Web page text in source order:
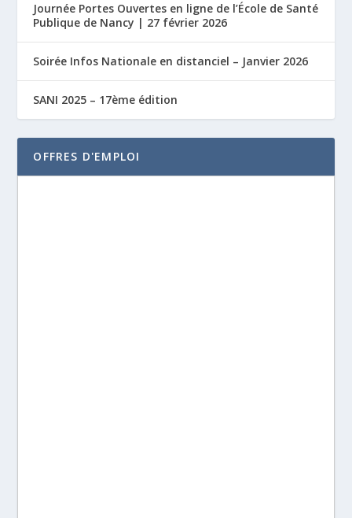
Journée Portes Ouvertes en ligne de l’École de Santé
Publique de Nancy | 27 février 2026
Soirée Infos Nationale en distanciel – Janvier 2026
SANI 2025 – 17ème édition
OFFRES D'EMPLOI